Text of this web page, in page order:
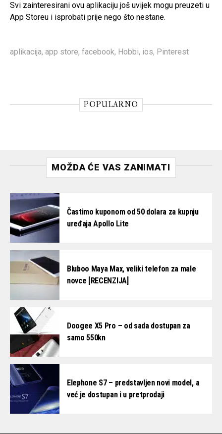
Svi zainteresirani ovu aplikaciju još uvijek mogu preuzeti u
App Storeu i isprobati prije nego što nestane.
aplikacija, app store, facebook, Hobbi, ios, Pinterest
POPULARNO
MOŽDA ĆE VAS ZANIMATI
Častimo kuponom od 50 dolara za kupnju
uređaja Apollo Lite
Bluboo Maya Max, veliki telefon za male
novce [RECENZIJA]
Doogee X5 Pro – od sada dostupan za
samo 550kn
Elephone S7 – predstavljen novi model, a
već je dostupan i u pretprodaji